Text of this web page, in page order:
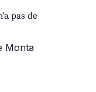
pas de
Monta